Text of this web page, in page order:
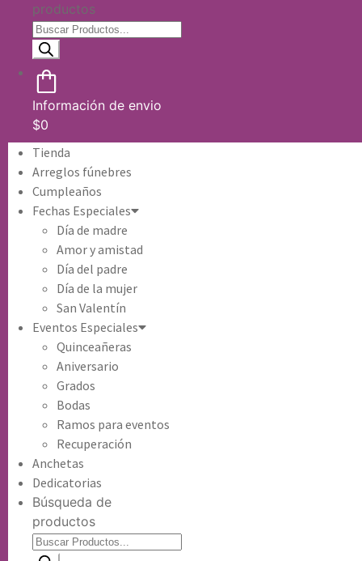
productos
Información de envio
$0
Tienda
Arreglos fúnebres
Cumpleaños
Fechas Especiales
Día de madre
Amor y amistad
Día del padre
Día de la mujer
San Valentín
Eventos Especiales
Quinceañeras
Aniversario
Grados
Bodas
Ramos para eventos
Recuperación
Anchetas
Dedicatorias
Búsqueda de
productos